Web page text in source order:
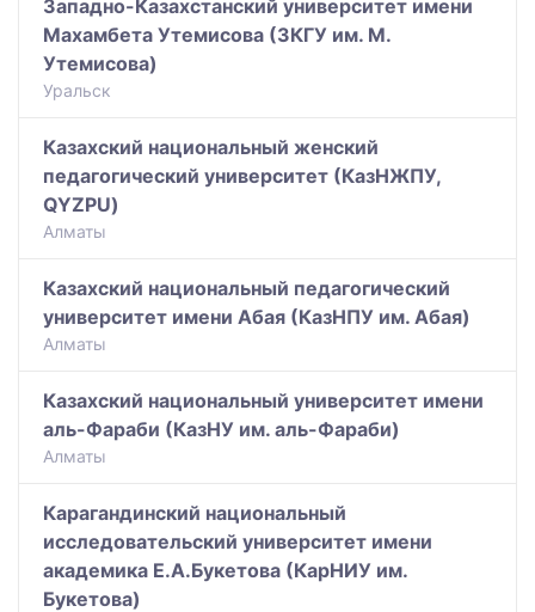
Западно-Казахстанский университет имени
Махамбета Утемисова (ЗКГУ им. М.
Утемисова)
Уральск
Казахский национальный женский
педагогический университет (КазНЖПУ,
QYZPU)
Алматы
Казахский национальный педагогический
университет имени Абая (КазНПУ им. Абая)
Алматы
Казахский национальный университет имени
аль-Фараби (КазНУ им. аль-Фараби)
Алматы
Карагандинский национальный
исследовательский университет имени
академика Е.А.Букетова (КарНИУ им.
Букетова)